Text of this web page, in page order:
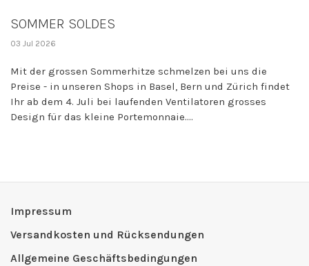
SOMMER SOLDES
03 Jul 2026
Mit der grossen Sommerhitze schmelzen bei uns die
Preise - in unseren Shops in Basel, Bern und Zürich findet
Ihr ab dem 4. Juli bei laufenden Ventilatoren grosses
Design für das kleine Portemonnaie....
Impressum
Versandkosten und Rücksendungen
Allgemeine Geschäftsbedingungen